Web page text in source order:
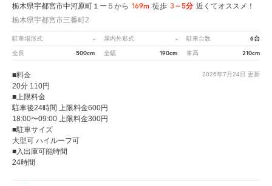
栃木県宇都宮市中河原町１ー５から 169m 徒歩 3～5分 近くてオススメ！
栃木県宇都宮市三番町2
駐車場形式 - 屋内外形式 - 駐車台数 6台
全長 500cm 全幅 190cm 車高 210cm
2026年7月24日 更新
■料金
20分 110円
■上限料金
駐車後24時間 上限料金600円
18:00〜09:00 上限料金300円
■駐車サイズ
大型可 ハイルーフ可
■入出庫可能時間
24時間